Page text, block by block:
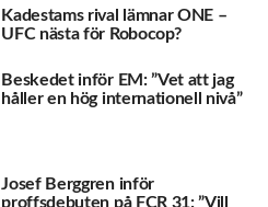
Kadestams rival lämnar ONE –
UFC nästa för Robocop?
Beskedet inför EM: ”Vet att jag
håller en hög internationell nivå”
Josef Berggren inför
proffsdebuten på FCR 31: ”Vill